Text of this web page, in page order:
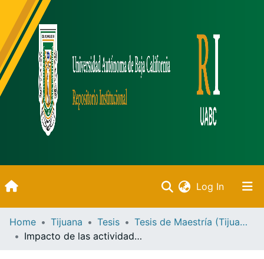
Log In(current)
Inicio
Communities & Collections
Home Tijuana Tesis
Tesis de Maestría (Tijuana)
Impacto de las actividades artísticas, culturales y deportivas, en el desempeño general del trabajo